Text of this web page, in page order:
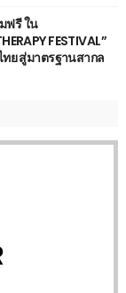
ฟรี ใน
FESTIVAL”
ย สู่มาตรฐานสากล